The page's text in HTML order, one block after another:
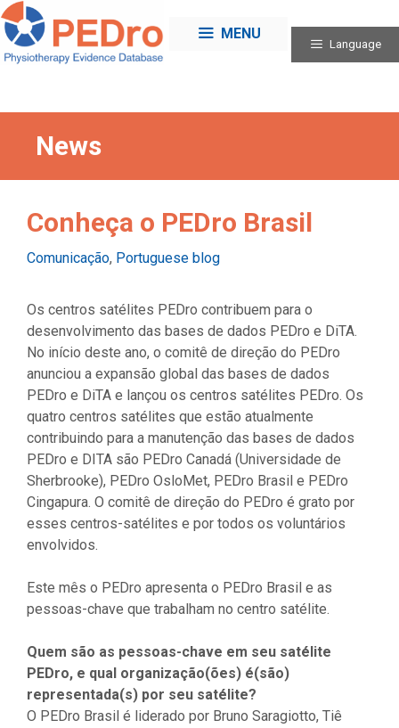
Skip
to
content
MENU
Language
News
Conheça o PEDro Brasil
Categories
Comunicação, Portuguese blog
Os centros satélites PEDro contribuem para o
desenvolvimento das bases de dados PEDro e DiTA.
No início deste ano, o comitê de direção do PEDro
anunciou a expansão global das bases de dados
PEDro e DiTA e lançou os centros satélites PEDro. Os
quatro centros satélites que estão atualmente
contribuindo para a manutenção das bases de dados
PEDro e DITA são PEDro Canadá (Universidade de
Sherbrooke), PEDro OsloMet, PEDro Brasil e PEDro
Cingapura. O comitê de direção do PEDro é grato por
esses centros-satélites e por todos os voluntários
envolvidos.
Este mês o PEDro apresenta o PEDro Brasil e as
pessoas-chave que trabalham no centro satélite.
Quem são as pessoas-chave em seu satélite
PEDro, e qual organização(ões) é(são)
representada(s) por seu satélite?
O PEDro Brasil é liderado por Bruno Saragiotto, Tiê